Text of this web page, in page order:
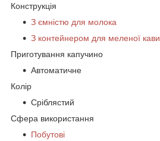
Конструкція
З ємністю для молока
З контейнером для меленої кави
Приготування капучино
Автоматичне
Колір
Сріблястий
Сфера використання
Побутові